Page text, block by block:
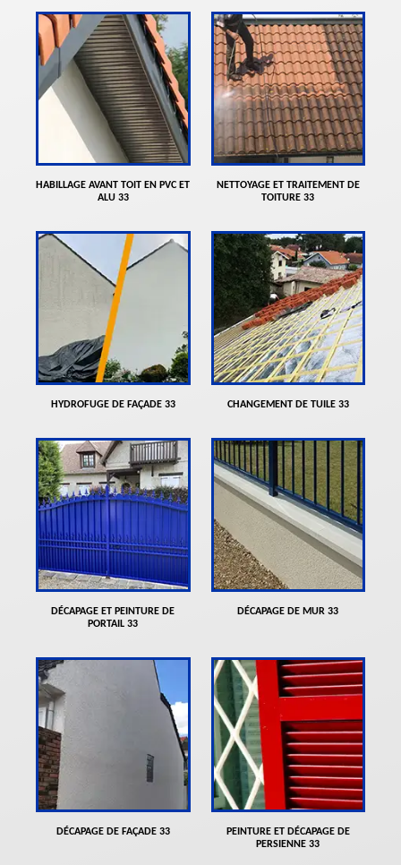
HABILLAGE AVANT TOIT EN PVC ET
ALU 33
NETTOYAGE ET TRAITEMENT DE
TOITURE 33
HYDROFUGE DE FAÇADE 33 CHANGEMENT DE TUILE 33
DÉCAPAGE ET PEINTURE DE
PORTAIL 33
DÉCAPAGE DE MUR 33
DÉCAPAGE DE FAÇADE 33
PEINTURE ET DÉCAPAGE DE
PERSIENNE 33